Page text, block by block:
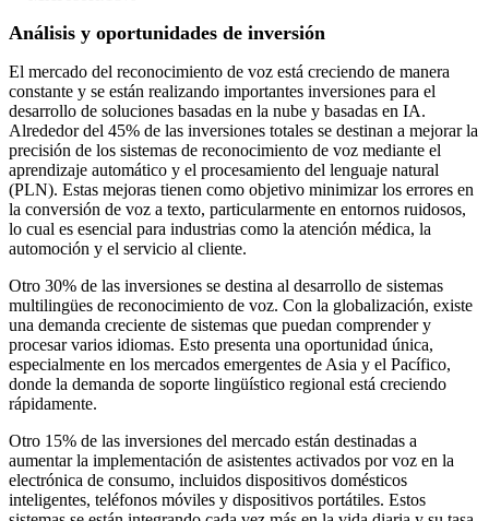
Análisis y oportunidades de inversión
El mercado del reconocimiento de voz está creciendo de manera
constante y se están realizando importantes inversiones para el
desarrollo de soluciones basadas en la nube y basadas en IA.
Alrededor del 45% de las inversiones totales se destinan a mejorar la
precisión de los sistemas de reconocimiento de voz mediante el
aprendizaje automático y el procesamiento del lenguaje natural
(PLN). Estas mejoras tienen como objetivo minimizar los errores en
la conversión de voz a texto, particularmente en entornos ruidosos,
lo cual es esencial para industrias como la atención médica, la
automoción y el servicio al cliente.
Otro 30% de las inversiones se destina al desarrollo de sistemas
multilingües de reconocimiento de voz. Con la globalización, existe
una demanda creciente de sistemas que puedan comprender y
procesar varios idiomas. Esto presenta una oportunidad única,
especialmente en los mercados emergentes de Asia y el Pacífico,
donde la demanda de soporte lingüístico regional está creciendo
rápidamente.
Otro 15% de las inversiones del mercado están destinadas a
aumentar la implementación de asistentes activados por voz en la
electrónica de consumo, incluidos dispositivos domésticos
inteligentes, teléfonos móviles y dispositivos portátiles. Estos